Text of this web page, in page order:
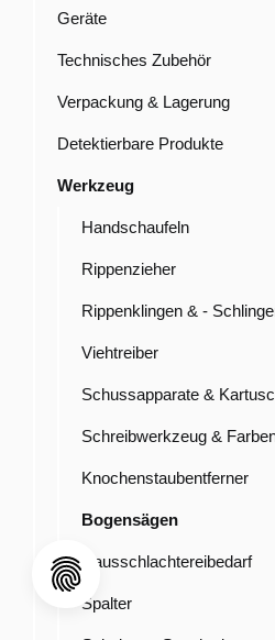
Geräte
Technisches Zubehör
Verpackung & Lagerung
Detektierbare Produkte
Werkzeug
Handschaufeln
Rippenzieher
Rippenklingen & -
Viehtreiber
Schussapparate &
Schreibwerkzeug &
Knochenstaubentferner
Bogensägen
Hausschlachtereibedarf
Spalter